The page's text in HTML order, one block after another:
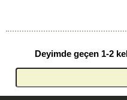
Deyimde geçen 1-2